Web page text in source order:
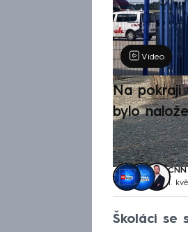
Video
Na pokraji
bylo
CNN
1.
Školáci se